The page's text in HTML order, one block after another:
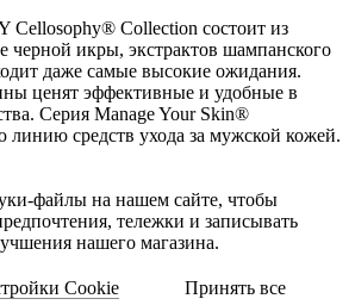
Cellosophy® Collection состоит из
черной икры, экстрактов шампанского
даже самые высокие ожидания.
ценят эффективные и удобные в
Серия Manage Your Skin®
линию средств ухода за мужской кожей.
файлы на нашем сайте, чтобы
тележки и записывать
нашего магазина.
Cookie Принять все